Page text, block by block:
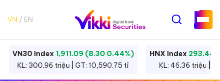
VN EN
VN30 Index 1,911.09 (8.30 0.44%)
KL: 300.96 triệu | GT: 10,590.75 tỉ
HNX Index 293.44
KL: 46.36 triệu |